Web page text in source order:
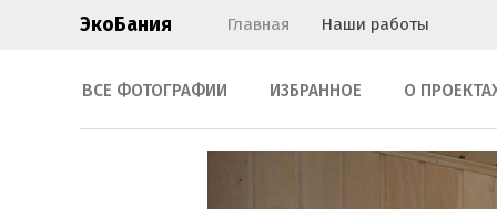
ЭкоБания Главная Наши работы
ВСЕ ФОТОГРАФИИ ИЗБРАННОЕ О